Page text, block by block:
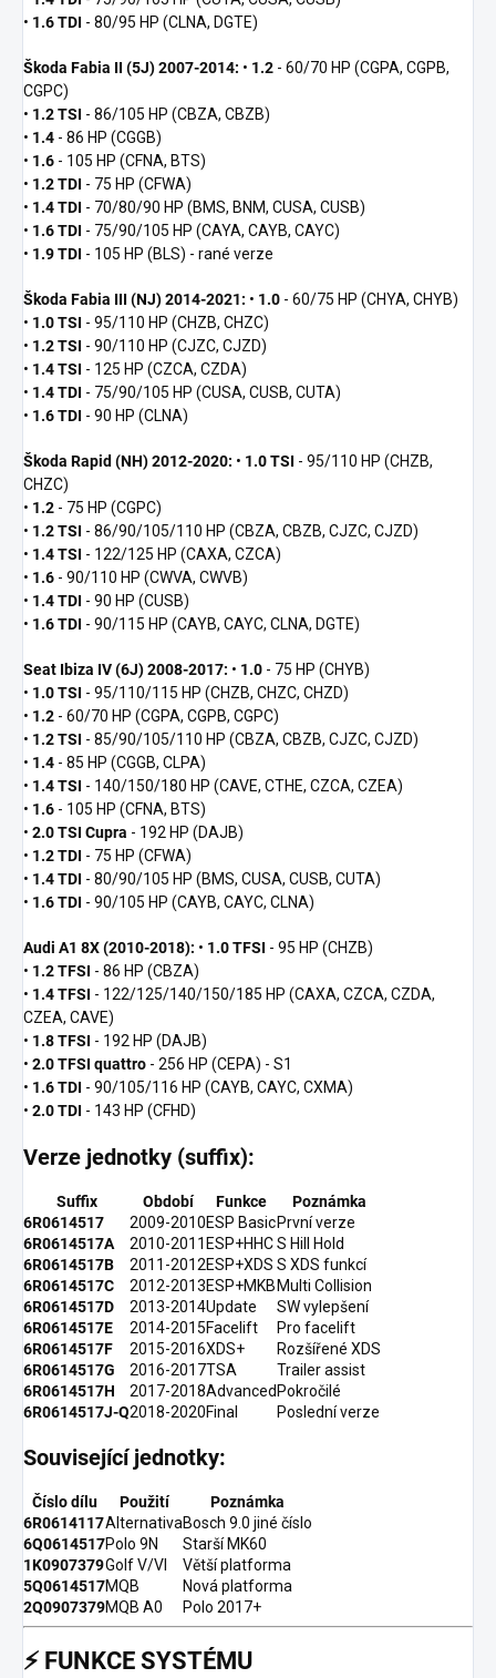
• 1.6 TDI - 80/95 HP (CLNA, DGTE)
Škoda Fabia II (5J) 2007-2014: • 1.2 - 60/70 HP (CGPA, CGPB,
CGPC)
• 1.2 TSI - 86/105 HP (CBZA, CBZB)
• 1.4 - 86 HP (CGGB)
• 1.6 - 105 HP (CFNA, BTS)
• 1.2 TDI - 75 HP (CFWA)
• 1.4 TDI - 70/80/90 HP (BMS, BNM, CUSA, CUSB)
• 1.6 TDI - 75/90/105 HP (CAYA, CAYB, CAYC)
• 1.9 TDI - 105 HP (BLS) - rané verze
Škoda Fabia III (NJ) 2014-2021: • 1.0 - 60/75 HP (CHYA, CHYB)
• 1.0 TSI - 95/110 HP (CHZB, CHZC)
• 1.2 TSI - 90/110 HP (CJZC, CJZD)
• 1.4 TSI - 125 HP (CZCA, CZDA)
• 1.4 TDI - 75/90/105 HP (CUSA, CUSB, CUTA)
• 1.6 TDI - 90 HP (CLNA)
Škoda Rapid (NH) 2012-2020: • 1.0 TSI - 95/110 HP (CHZB,
CHZC)
• 1.2 - 75 HP (CGPC)
• 1.2 TSI - 86/90/105/110 HP (CBZA, CBZB, CJZC, CJZD)
• 1.4 TSI - 122/125 HP (CAXA, CZCA)
• 1.6 - 90/110 HP (CWVA, CWVB)
• 1.4 TDI - 90 HP (CUSB)
• 1.6 TDI - 90/115 HP (CAYB, CAYC, CLNA, DGTE)
Seat Ibiza IV (6J) 2008-2017: • 1.0 - 75 HP (CHYB)
• 1.0 TSI - 95/110/115 HP (CHZB, CHZC, CHZD)
• 1.2 - 60/70 HP (CGPA, CGPB, CGPC)
• 1.2 TSI - 85/90/105/110 HP (CBZA, CBZB, CJZC, CJZD)
• 1.4 - 85 HP (CGGB, CLPA)
• 1.4 TSI - 140/150/180 HP (CAVE, CTHE, CZCA, CZEA)
• 1.6 - 105 HP (CFNA, BTS)
• 2.0 TSI Cupra - 192 HP (DAJB)
• 1.2 TDI - 75 HP (CFWA)
• 1.4 TDI - 80/90/105 HP (BMS, CUSA, CUSB, CUTA)
• 1.6 TDI - 90/105 HP (CAYB, CAYC, CLNA)
Audi A1 8X (2010-2018): • 1.0 TFSI - 95 HP (CHZB)
• 1.2 TFSI - 86 HP (CBZA)
• 1.4 TFSI - 122/125/140/150/185 HP (CAXA, CZCA, CZDA,
CZEA, CAVE)
• 1.8 TFSI - 192 HP (DAJB)
• 2.0 TFSI quattro - 256 HP (CEPA) - S1
• 1.6 TDI - 90/105/116 HP (CAYB, CAYC, CXMA)
• 2.0 TDI - 143 HP (CFHD)
Verze jednotky (suffix):
Suffix Období Funkce
Poznámka
6R0614517
2009-2010ESP BasicPrvní verze
6R0614517A
2010-2011 ESP+HHCS Hill Hold
6R0614517B
2011-2012ESP+XDS S XDS funkcí
6R0614517C
2012-2013ESP+MKB Multi Collision
6R0614517D
2013-2014Update
SW vylepšení
6R0614517E
2014-2015Facelift
Pro facelift
6R0614517F
2015-2016XDS+
Rozšířené XDS
6R0614517G
2016-2017TSA
Trailer assist
6R0614517H
2017-2018Advanced Pokročilé
6R0614517J-Q2018-2020Final Poslední verze
Související jednotky:
Číslo dílu Použití
Poznámka
6R0614117AlternativaBosch 9.0 jiné číslo
6Q0614517Polo 9N
Starší MK60
1K0907379Golf V/VI
Větší platforma
5Q0614517MQB
Nová platforma
2Q0907379MQB A0 Polo 2017+
⚡ FUNKCE SYSTÉMU